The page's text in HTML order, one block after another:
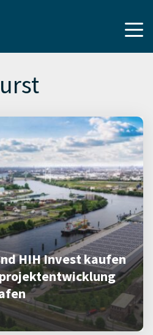
HIH Invest kaufen